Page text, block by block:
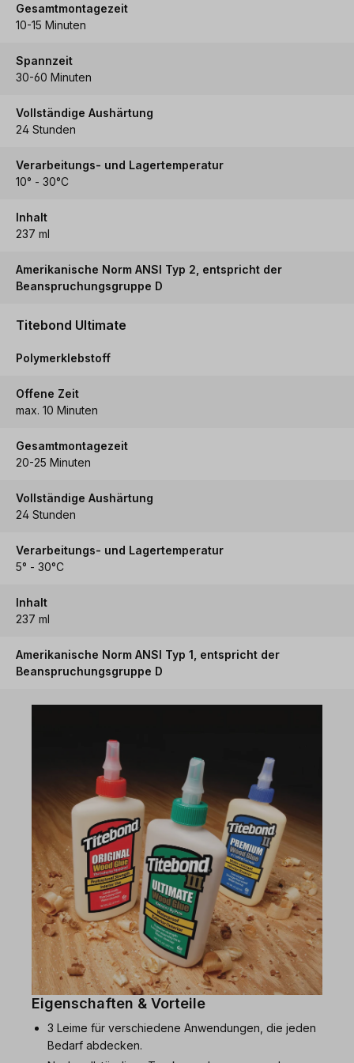
Gesamtmontagezeit
10-15 Minuten
Spannzeit
30-60 Minuten
Vollständige Aushärtung
24 Stunden
Verarbeitungs- und Lagertemperatur
10° - 30°C
Inhalt
237 ml
Amerikanische Norm ANSI Typ 2, entspricht der
Beanspruchungsgruppe D
Titebond Ultimate
Polymerklebstoff
Offene Zeit
max. 10 Minuten
Gesamtmontagezeit
20-25 Minuten
Vollständige Aushärtung
24 Stunden
Verarbeitungs- und Lagertemperatur
5° - 30°C
Inhalt
237 ml
Amerikanische Norm ANSI Typ 1, entspricht der
Beanspruchungsgruppe D
Eigenschaften & Vorteile
3 Leime für verschiedene Anwendungen, die jeden
Bedarf abdecken.